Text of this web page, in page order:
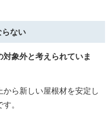
ない
象外と考えられていま
ら新しい屋根材を安定し
。